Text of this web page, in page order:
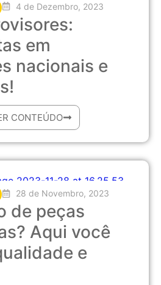
4 de Dezembro, 2023
em
nacionais e
CONTEÚDO
28 de Novembro, 2023
de peças
Aqui você
e